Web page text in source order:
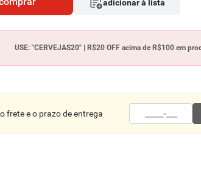
adicionar à lista
USE: "CERVEJAS20" | R$20 OFF acima de R$100 em
frete e o prazo de entrega